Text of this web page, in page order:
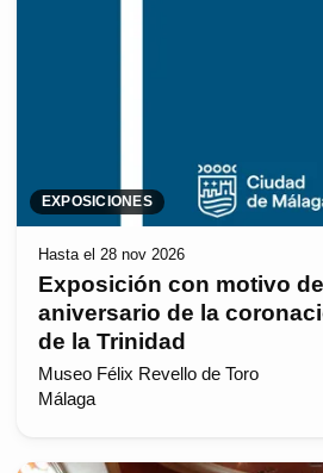
EXPOSICIONES
Hasta el 28 nov 2026
Exposición con motivo
aniversario de la
de la Trinidad
Museo Félix Revello de Toro
Málaga